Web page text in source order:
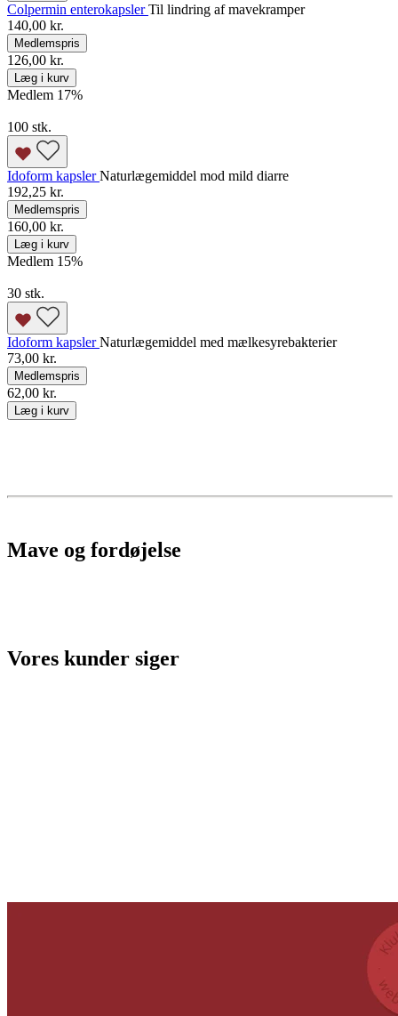
Colpermin enterokapslerTil lindring af mavekramper
140,00 kr.
Medlemspris
126,00 kr.
Læg i kurv
Medlem 17%
100 stk.
Idoform kapslerNaturlægemiddel mod mild diarre
192,25 kr.
Medlemspris
160,00 kr.
Læg i kurv
Medlem 15%
30 stk.
Idoform kapslerNaturlægemiddel med mælkesyrebakterier
73,00 kr.
Medlemspris
62,00 kr.
Læg i kurv
Mave og fordøjelse
Vores kunder siger